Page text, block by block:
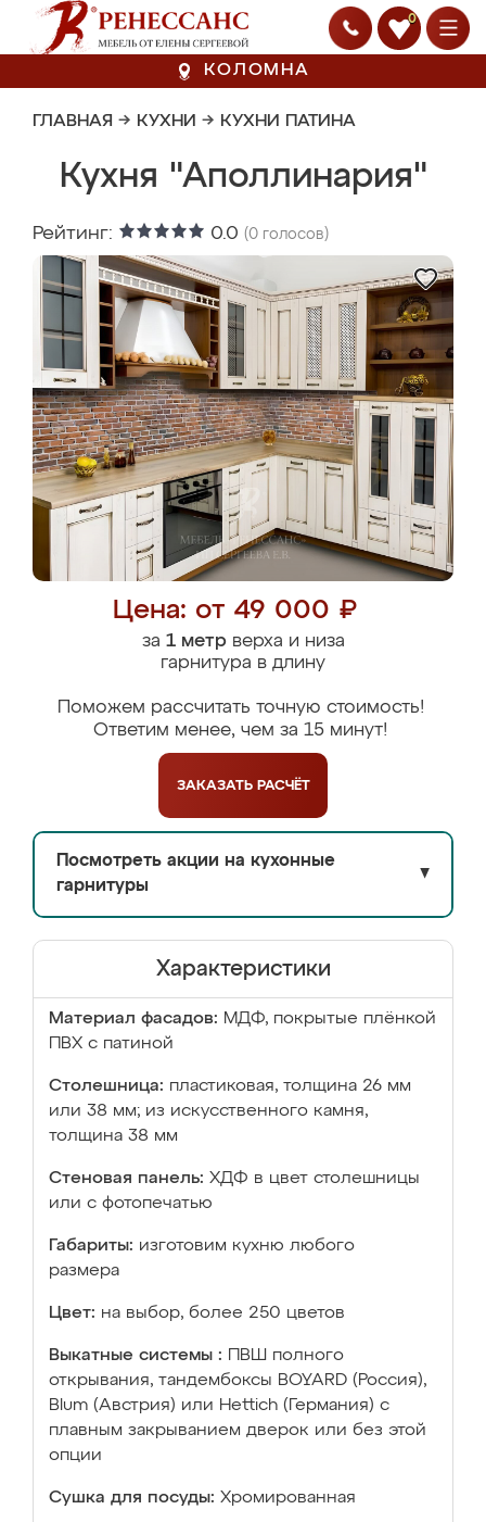
0
КОЛОМНА
ГЛАВНАЯ → КУХНИ → КУХНИ ПАТИНА
Кухня "Аполлинария"
Рейтинг: 0.0 (0 голосов)
Цена: от 49 000 ₽
за 1 метрверха и низа
гарнитура в длину
Поможем рассчитать точную стоимость!
Ответим менее, чем за 15 минут!
ЗАКАЗАТЬ РАСЧЁТ
Посмотреть акции на кухонные
гарнитуры
▼
Характеристики
Материал фасадов: МДФ, покрытые плёнкой
ПВХ с патиной
Столешница: пластиковая, толщина 26 мм
или 38 мм; из искусственного камня,
толщина 38 мм
Стеновая панель: ХДФ в цвет столешницы
или с фотопечатью
Габариты: изготовим кухню любого
размера
Цвет: на выбор, более 250 цветов
Выкатные системы :
ПВШ полного
открывания, тандембоксы BOYARD (Россия),
Blum (Австрия) или Hettich (Германия) с
плавным закрыванием дверок или без этой
опции
Сушка для посуды: Хромированная